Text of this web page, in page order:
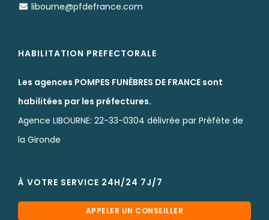
libourne@pfdefrance.com
HABILITATION PREFECTORALE
Les agences POMPES FUNÈBRES DE FRANCE sont
habilitées par les préfectures.
Agence LIBOURNE: 22-33-0304 délivrée par Préfète de
la Gironde
À VOTRE SERVICE 24H/24 7J/7
APPELER UN CONSEILLER